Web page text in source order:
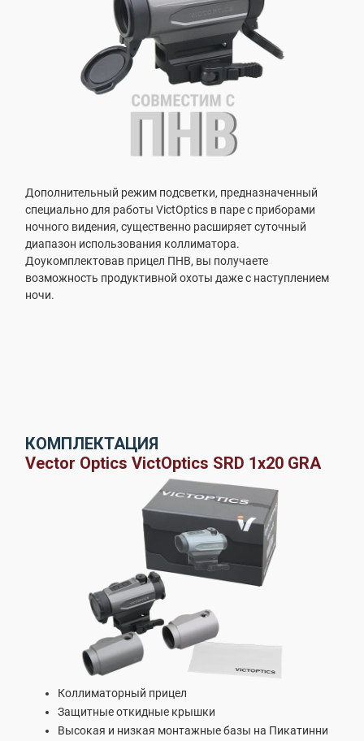
Дополнительный режим подсветки, предназначенный
специально для работы VictOptics в паре с приборами
ночного видения, существенно расширяет суточный
диапазон использования коллиматора.
Доукомплектовав прицел ПНВ, вы получаете
возможность продуктивной охоты даже с наступлением
ночи.
КОМПЛЕКТАЦИЯ
Vector Optics VictOptics SRD 1x20 GRA
Коллиматорный прицел
Защитные откидные крышки
Высокая и низкая монтажные базы на Пикатинни